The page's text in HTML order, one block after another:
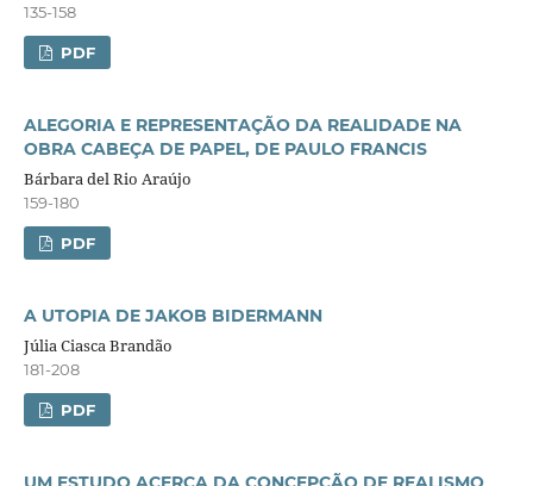
135-158
PDF
ALEGORIA E REPRESENTAÇÃO DA REALIDADE NA
OBRA CABEÇA DE PAPEL, DE PAULO FRANCIS
Bárbara del Rio Araújo
159-180
PDF
A UTOPIA DE JAKOB BIDERMANN
Júlia Ciasca Brandão
181-208
PDF